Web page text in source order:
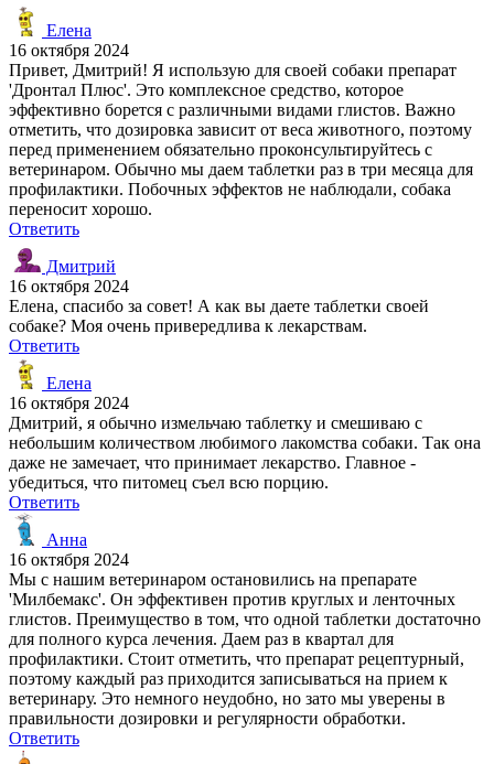
Елена
16 октября 2024
Привет, Дмитрий! Я использую для своей собаки препарат
'Дронтал Плюс'. Это комплексное средство, которое
эффективно борется с различными видами глистов. Важно
отметить, что дозировка зависит от веса животного, поэтому
перед применением обязательно проконсультируйтесь с
ветеринаром. Обычно мы даем таблетки раз в три месяца для
профилактики. Побочных эффектов не наблюдали, собака
переносит хорошо.
Ответить
Дмитрий
16 октября 2024
Елена, спасибо за совет! А как вы даете таблетки своей
собаке? Моя очень привередлива к лекарствам.
Ответить
Елена
16 октября 2024
Дмитрий, я обычно измельчаю таблетку и смешиваю с
небольшим количеством любимого лакомства собаки. Так она
даже не замечает, что принимает лекарство. Главное -
убедиться, что питомец съел всю порцию.
Ответить
Анна
16 октября 2024
Мы с нашим ветеринаром остановились на препарате
'Милбемакс'. Он эффективен против круглых и ленточных
глистов. Преимущество в том, что одной таблетки достаточно
для полного курса лечения. Даем раз в квартал для
профилактики. Стоит отметить, что препарат рецептурный,
поэтому каждый раз приходится записываться на прием к
ветеринару. Это немного неудобно, но зато мы уверены в
правильности дозировки и регулярности обработки.
Ответить